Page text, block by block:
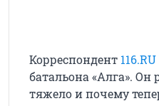
Корреспондент 116.RU
батальона «Алга».
тяжело и почему